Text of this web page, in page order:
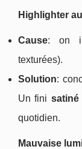
Highlighter
Cause: on
texturées).
Solution:
Un fini satiné
quotidien.
Mauvaise